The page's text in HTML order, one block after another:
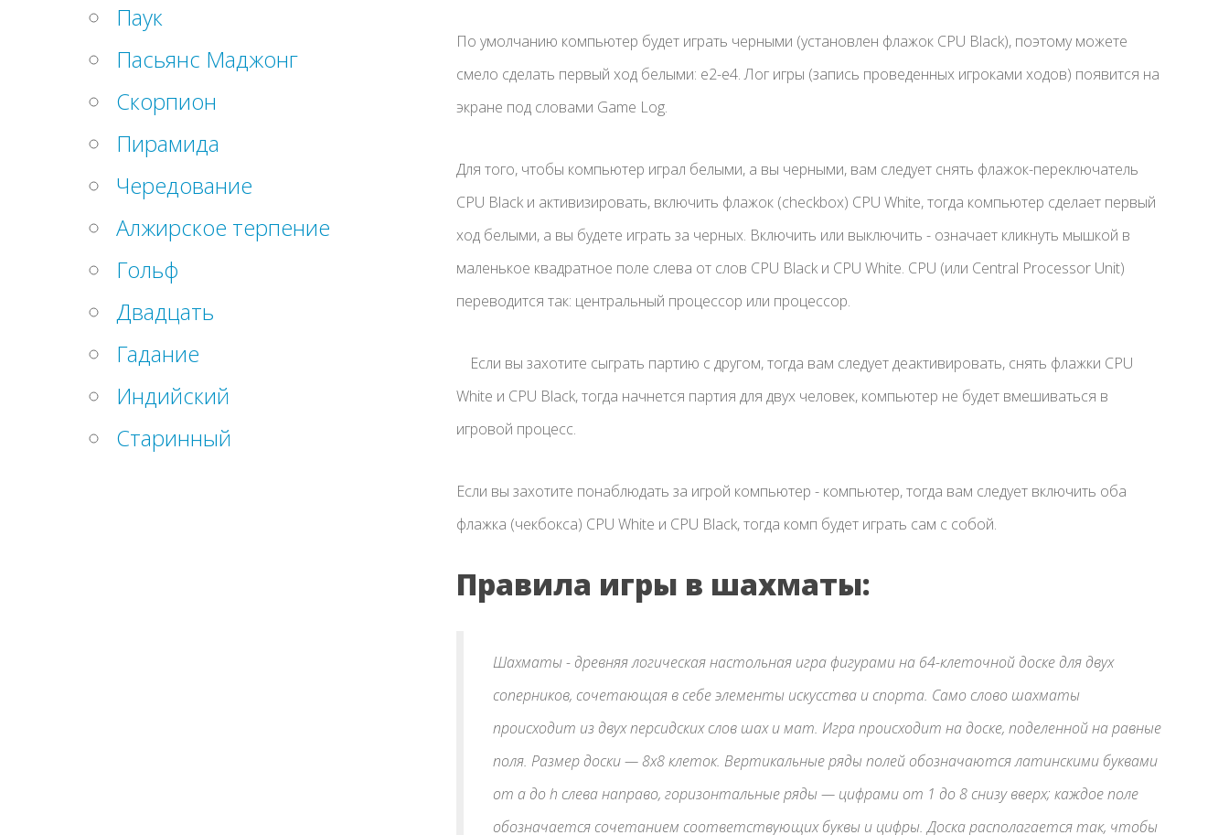
Паук
Пасьянс Маджонг
Скорпион
Пирамида
Чередование
Алжирское терпение
Гольф
Двадцать
Гадание
Индийский
Старинный
По умолчанию компьютер будет играть черными (установлен флажок CPU Black), поэтому можете
смело сделать первый ход белыми: e2-e4. Лог игры (запись проведенных игроками ходов) появится на
экране под словами Game Log.
Для того, чтобы компьютер играл белыми, а вы черными, вам следует снять флажок-переключатель
CPU Black и активизировать, включить флажок (checkbox) CPU White, тогда компьютер сделает первый
ход белыми, а вы будете играть за черных. Включить или выключить - означает кликнуть мышкой в
маленькое квадратное поле слева от слов CPU Black и CPU White. CPU (или Central Processor Unit)
переводится так: центральный процессор или процессор.
Если вы захотите сыграть партию с другом, тогда вам следует деактивировать, снять флажки CPU
White и CPU Black, тогда начнется партия для двух человек, компьютер не будет вмешиваться в
игровой процесс.
Если вы захотите понаблюдать за игрой компьютер - компьютер, тогда вам следует включить оба
флажка (чекбокса) CPU White и CPU Black, тогда комп будет играть сам с собой.
Правила игры в шахматы:
Шахматы - древняя логическая настольная игра фигурами на 64-клеточной доске для двух
соперников, сочетающая в себе элементы искусства и спорта. Само слово шахматы
происходит из двух персидских слов шах и мат. Игра происходит на доске, поделенной на равные
поля. Размер доски — 8х8 клеток. Вертикальные ряды полей обозначаются латинскими буквами
от a до h слева направо, горизонтальные ряды — цифрами от 1 до 8 снизу вверх; каждое поле
обозначается сочетанием соответствующих буквы и цифры. Доска располагается так, чтобы